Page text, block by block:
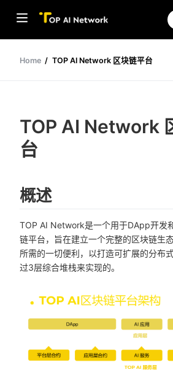
Home TOP AI Network 区块链平台
TOP AI Network
台
概述
TOP AI Network是一个用于DApp开发
链平台，旨在建立一个完整的区块链生
所需的一切便利，以打造可扩展的分布
过3层综合堆栈来实现的。